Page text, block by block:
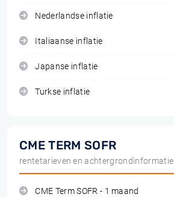
Nederlandse inflatie
Italiaanse inflatie
Japanse inflatie
Turkse inflatie
CME TERM SOFR
rentetarieven en achtergrondinformatie
CME Term SOFR - 1 maand